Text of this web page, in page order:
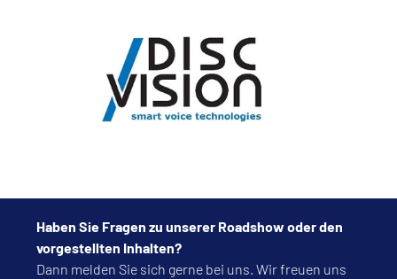
Haben Sie Fragen zu unserer Roadshow oder den
vorgestellten Inhalten?
Dann melden Sie sich gerne bei uns. Wir freuen uns